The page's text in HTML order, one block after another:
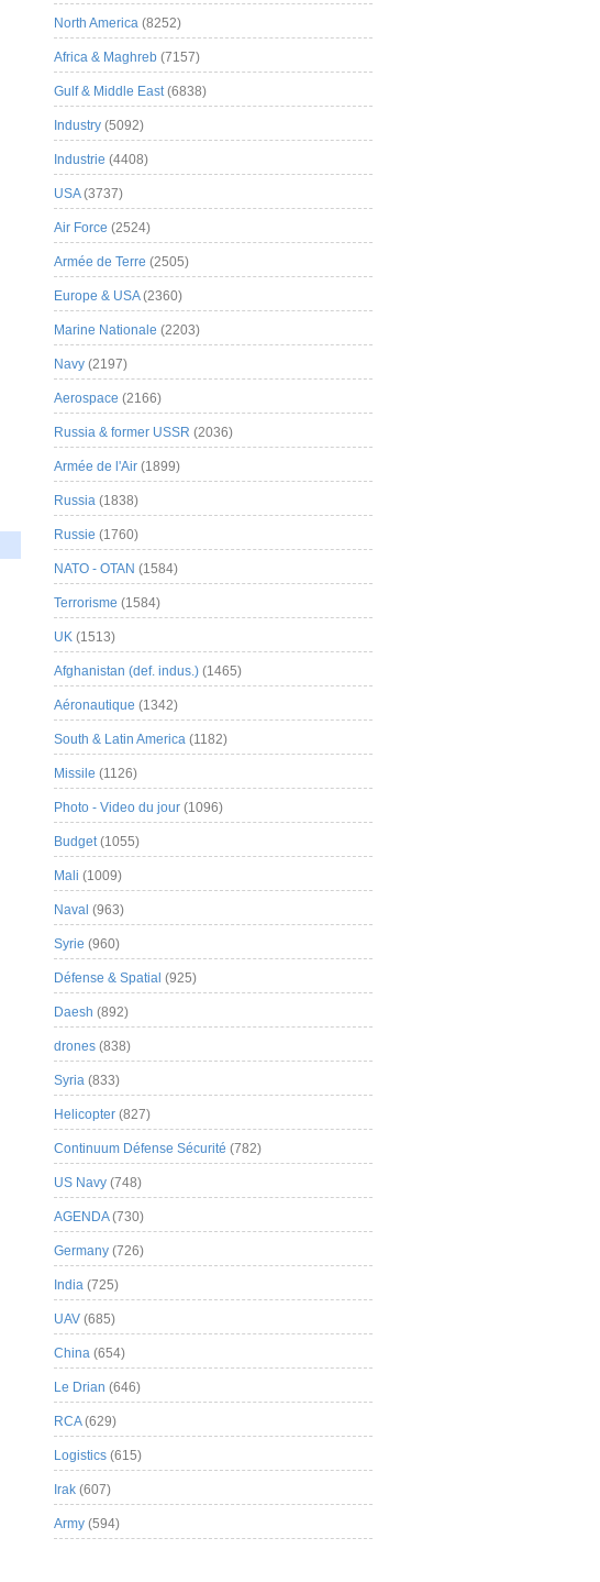
North America (8252)
Africa & Maghreb (7157)
Gulf & Middle East(6838)
Industry (5092)
Industrie (4408)
USA(3737)
Air Force (2524)
Armée de Terre (2505)
Europe & USA(2360)
Marine Nationale (2203)
Navy (2197)
Aerospace (2166)
Russia & former USSR (2036)
Armée de l'Air (1899)
Russia (1838)
Russie (1760)
NATO - OTAN (1584)
Terrorisme (1584)
UK (1513)
Afghanistan (def. indus.) (1465)
Aéronautique (1342)
South & Latin America (1182)
Missile (1126)
Photo - Video du jour (1096)
Budget(1055)
Mali (1009)
Naval (963)
Syrie (960)
Défense & Spatial (925)
Daesh (892)
drones (838)
Syria (833)
Helicopter (827)
Continuum Défense Sécurité (782)
US Navy (748)
AGENDA(730)
Germany (726)
India (725)
UAV (685)
China (654)
Le Drian (646)
RCA(629)
Logistics (615)
Irak (607)
Army (594)